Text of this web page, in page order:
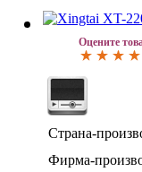
Оцените
Страна-
Фирма-